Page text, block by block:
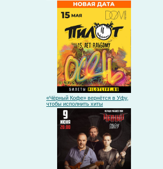
«Чёрный Кофе» вернётся в Уфу,
чтобы исполнить хиты